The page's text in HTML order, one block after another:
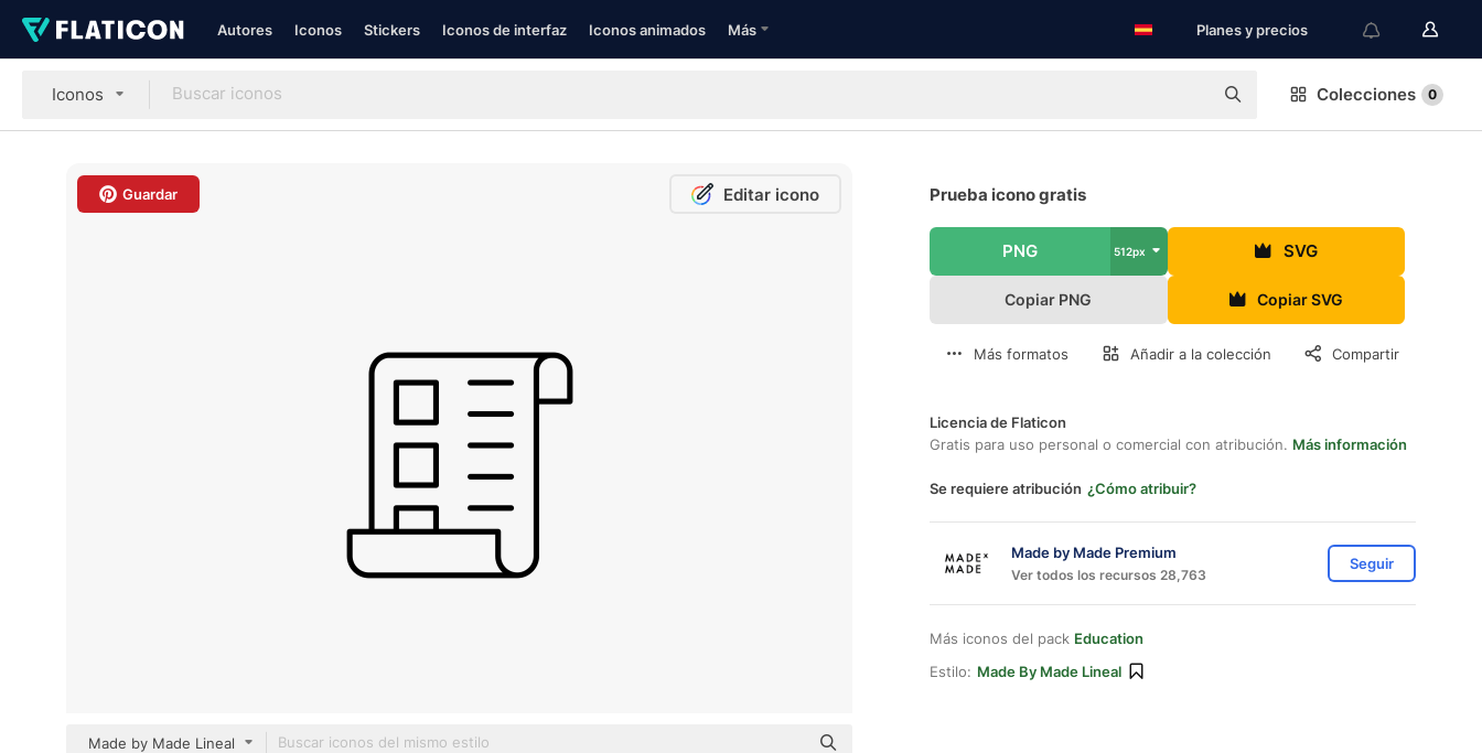
Autores Iconos Stickers Iconos de interfaz Iconos animados Más Planes y precios
Iconos Colecciones 0
Guardar Editar icono
Made by Made Lineal
Prueba icono gratis
PNG 512px SVG
Copiar PNG Copiar SVG
Más formatos Añadir a la colección Compartir
Licencia de Flaticon
Gratis para uso personal o comercial con atribución. Más información
Se requiere atribución ¿Cómo atribuir?
Made by Made Premium
Ver todos los recursos 28,763
Seguir
Más iconos del pack Education
Estilo: Made By Made Lineal